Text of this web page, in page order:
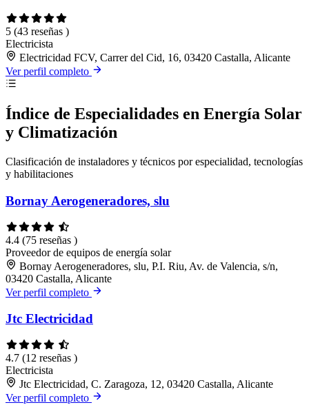
5 (43 reseñas )
Electricista
Electricidad FCV, Carrer del Cid, 16, 03420 Castalla, Alicante
Ver perfil completo
Índice de Especialidades en Energía Solar
y Climatización
Clasificación de instaladores y técnicos por especialidad, tecnologías
y habilitaciones
Bornay Aerogeneradores, slu
4.4 (75 reseñas )
Proveedor de equipos de energía solar
Bornay Aerogeneradores, slu, P.I. Riu, Av. de Valencia, s/n,
03420 Castalla, Alicante
Ver perfil completo
Jtc Electricidad
4.7 (12 reseñas )
Electricista
Jtc Electricidad, C. Zaragoza, 12, 03420 Castalla, Alicante
Ver perfil completo